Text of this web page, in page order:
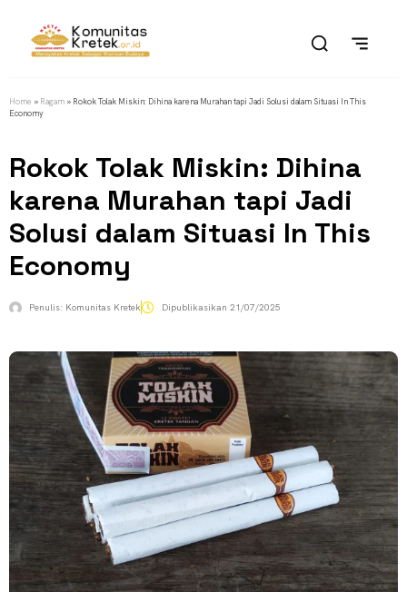
Home » Ragam » Rokok Tolak Miskin: Dihina karena Murahan tapi Jadi Solusi dalam Situasi In This
Economy
Rokok Tolak Miskin: Dihina
karena Murahan tapi Jadi
Solusi dalam Situasi In This
Economy
Penulis: Komunitas Kretek Dipublikasikan 21/07/2025